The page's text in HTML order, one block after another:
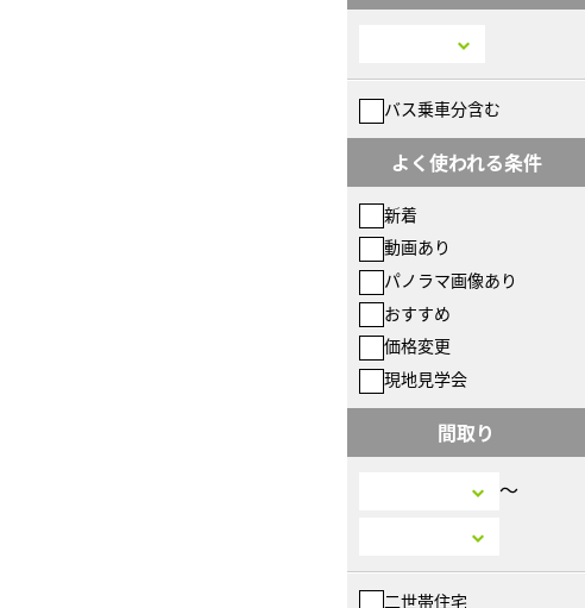
バス乗車分含む
よく使われる条件
新着
動画あり
パノラマ画像あり
おすすめ
価格変更
現地見学会
間取り
〜
二世帯住宅